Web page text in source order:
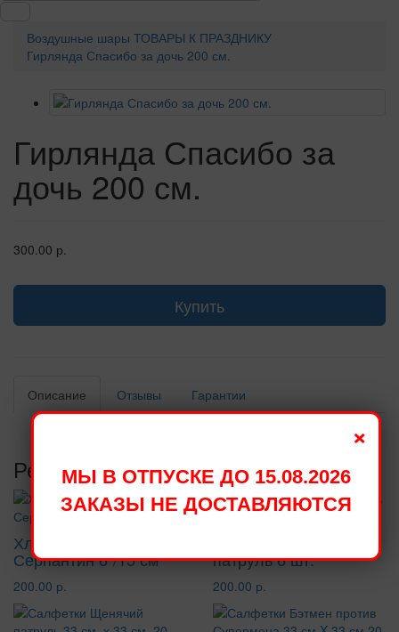
Воздушные шары ТОВАРЫ К ПРАЗДНИКУ
Гирлянда Спасибо за дочь 200 см.
Гирлянда Спасибо за
дочь 200 см.
300.00 р.
Купить
Описание Отзывы Гарантии
Рекомендуемые товары
Хлопушка пружинная
Серпантин 6''/15 см
200.00 р.
патруль 6 шт.
200.00 р.
×
МЫ В ОТПУСКЕ ДО 15.08.2026
ЗАКАЗЫ НЕ ДОСТАВЛЯЮТСЯ